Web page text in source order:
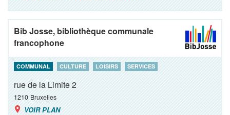
Bib Josse, bibliothèque communale
francophone
COMMUNAL CULTURE LOISIRS SERVICES
rue de la Limite 2
1210 Bruxelles
VOIR PLAN